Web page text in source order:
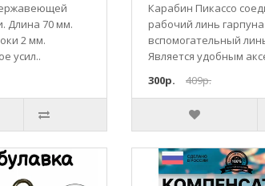
Длина 70 мм.
2 мм.
усил..
Карабин Пикассо
рабочий линь
вспомогательный
Является удобным
300р.
409р.